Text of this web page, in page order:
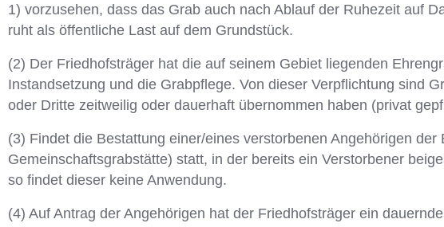
1) vorzusehen, dass das Grab auch nach Ablauf der Ruhezeit auf
ruht als öffentliche Last auf dem Grundstück.
(2) Der Friedhofsträger hat die auf seinem Gebiet liegenden
Instandsetzung und die Grabpflege. Von dieser Verpflichtung sind
oder Dritte zeitweilig oder dauerhaft übernommen haben (privat
(3) Findet die Bestattung einer/eines verstorbenen Angehörigen
Gemeinschaftsgrabstätte) statt, in der bereits ein Verstorbener
so findet dieser keine Anwendung.
(4) Auf Antrag der Angehörigen hat der Friedhofsträger ein